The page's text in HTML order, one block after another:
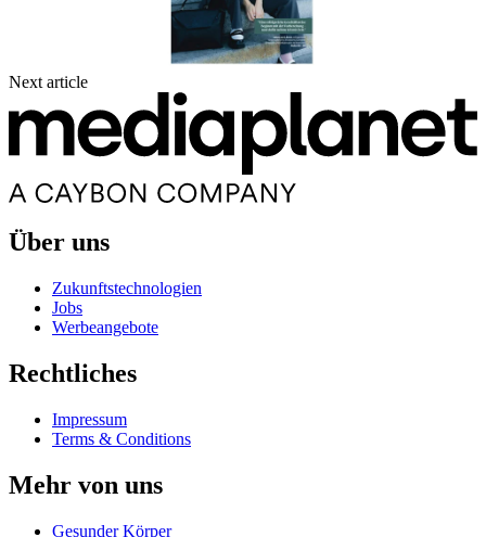
Next article
Über uns
Zukunftstechnologien
Jobs
Werbeangebote
Rechtliches
Impressum
Terms & Conditions
Mehr von uns
Gesunder Körper